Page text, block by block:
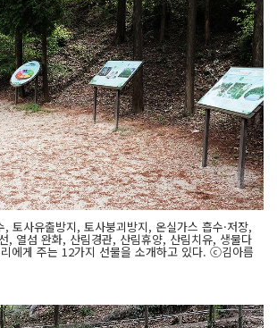
, 토사유출방지, 토사붕괴방지, 온실가스 흡수·저장,
, 열섬 완화, 산림경관, 산림휴양, 산림치유, 생물다
에게 주는 12가지 선물을 소개하고 있다. ⓒ김아름